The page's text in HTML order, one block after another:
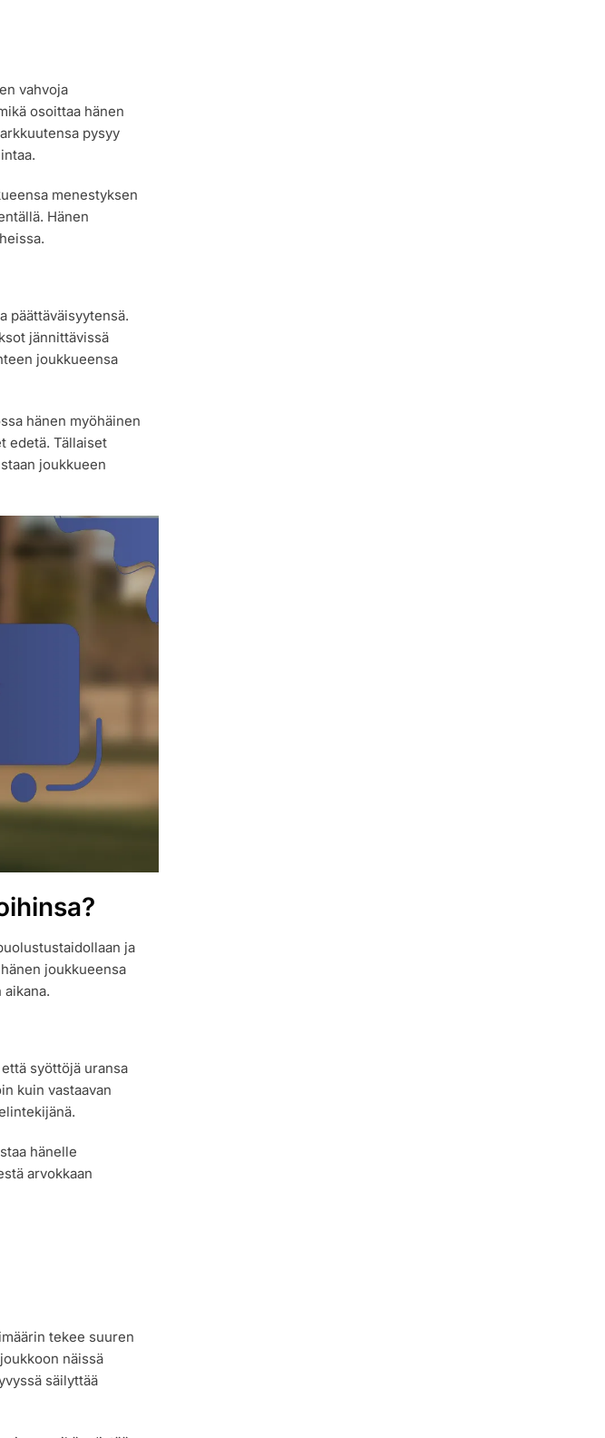
vahvoja
osoittaa hänen
pysyy
menestyksen
Hänen
päättäväisyytensä.
jännittävissä
joukkueensa
hänen myöhäinen
edetä. Tällaiset
joukkueen
ja
joukkueensa
syöttöjä uransa
kuin vastaavan
hänelle
arvokkaan
tekee suuren
näissä
säilyttää